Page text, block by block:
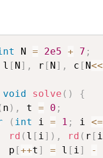
N = 2e5 + 7 ;
l [ N] , r [ N] , c [ N<<
void solve ( )
{
n ) , t = 0 ;
( int i = 1 ; i <=
rd ( l [ i] ) , rd ( r [ i
p
[++t ] = l [ i] -